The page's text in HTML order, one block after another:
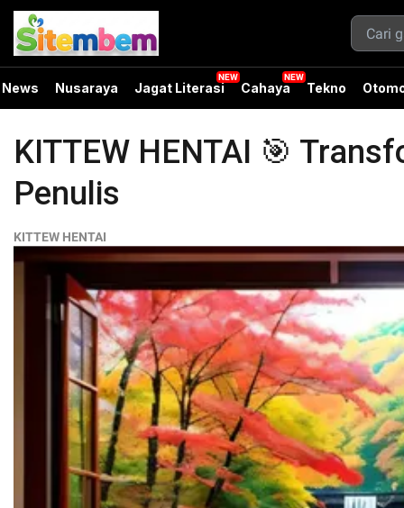
News Nusaraya Jagat Literasi Cahaya Tekno
KITTEW HENTAI 🎯
Penulis
KITTEW HENTAI